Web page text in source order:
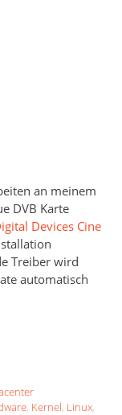
an meinem
DVB Karte
Devices Cine
Treiber wird
automatisch
, Kernel, Linux,